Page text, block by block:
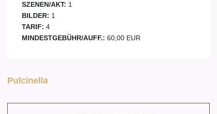
SZENEN/AKT: 1
BILDER: 1
TARIF: 4
MINDESTGEBÜHR/AUFF.: 60,00 EUR
Pulcinella